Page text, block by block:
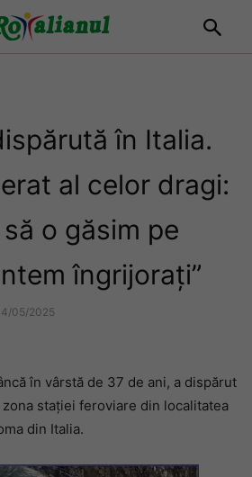
în Italia.
al celor dragi:
o găsim pe
îngrijorați”
05/2025
în vârstă de 37 de ani, a dispărut
stației feroviare din localitatea
din Italia.